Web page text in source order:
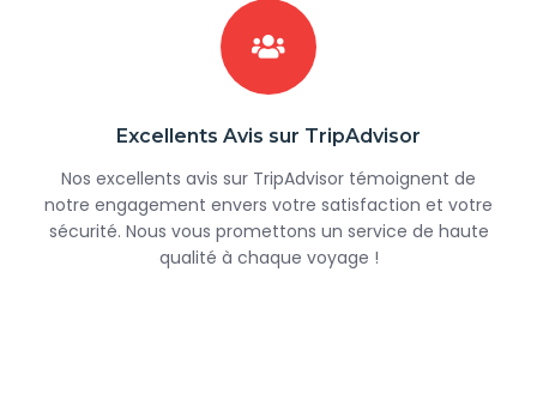
Excellents Avis sur TripAdvisor
Nos excellents avis sur TripAdvisor témoignent de
notre engagement envers votre satisfaction et votre
sécurité. Nous vous promettons un service de haute
qualité à chaque voyage !